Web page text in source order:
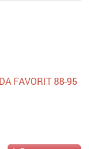
FAVORIT 88-95